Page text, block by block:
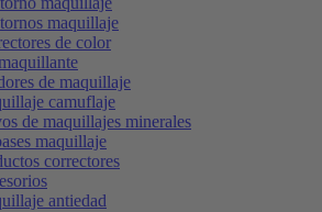
maquillaje
de color
de maquillaje
camuflaje
de maquillajes minerales
maquillaje
correctores
antiedad